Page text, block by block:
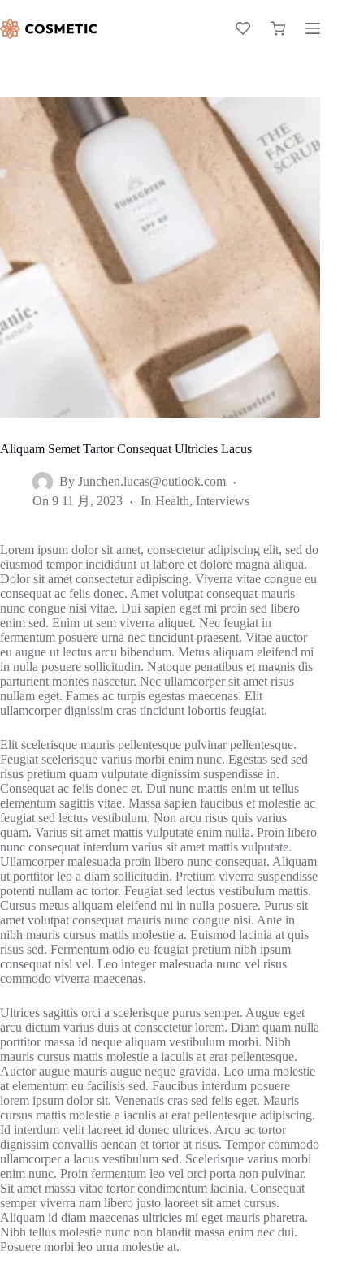
Aliquam Semet Tartor Consequat Ultricies Lacus
By Junchen.lucas@outlook.com
On 9 11 月, 2023 In Health, Interviews
Lorem ipsum dolor sit amet, consectetur adipiscing elit, sed do
eiusmod tempor incididunt ut labore et dolore magna aliqua.
Dolor sit amet consectetur adipiscing. Viverra vitae congue eu
consequat ac felis donec. Amet volutpat consequat mauris
nunc congue nisi vitae. Dui sapien eget mi proin sed libero
enim sed. Enim ut sem viverra aliquet. Nec feugiat in
fermentum posuere urna nec tincidunt praesent. Vitae auctor
eu augue ut lectus arcu bibendum. Metus aliquam eleifend mi
in nulla posuere sollicitudin. Natoque penatibus et magnis dis
parturient montes nascetur. Nec ullamcorper sit amet risus
nullam eget. Fames ac turpis egestas maecenas. Elit
ullamcorper dignissim cras tincidunt lobortis feugiat.
Elit scelerisque mauris pellentesque pulvinar pellentesque.
Feugiat scelerisque varius morbi enim nunc. Egestas sed sed
risus pretium quam vulputate dignissim suspendisse in.
Consequat ac felis donec et. Dui nunc mattis enim ut tellus
elementum sagittis vitae. Massa sapien faucibus et molestie ac
feugiat sed lectus vestibulum. Non arcu risus quis varius
quam. Varius sit amet mattis vulputate enim nulla. Proin libero
nunc consequat interdum varius sit amet mattis vulputate.
Ullamcorper malesuada proin libero nunc consequat. Aliquam
ut porttitor leo a diam sollicitudin. Pretium viverra suspendisse
potenti nullam ac tortor. Feugiat sed lectus vestibulum mattis.
Cursus metus aliquam eleifend mi in nulla posuere. Purus sit
amet volutpat consequat mauris nunc congue nisi. Ante in
nibh mauris cursus mattis molestie a. Euismod lacinia at quis
risus sed. Fermentum odio eu feugiat pretium nibh ipsum
consequat nisl vel. Leo integer malesuada nunc vel risus
commodo viverra maecenas.
Ultrices sagittis orci a scelerisque purus semper. Augue eget
arcu dictum varius duis at consectetur lorem. Diam quam nulla
porttitor massa id neque aliquam vestibulum morbi. Nibh
mauris cursus mattis molestie a iaculis at erat pellentesque.
Auctor augue mauris augue neque gravida. Leo urna molestie
at elementum eu facilisis sed. Faucibus interdum posuere
lorem ipsum dolor sit. Venenatis cras sed felis eget. Mauris
cursus mattis molestie a iaculis at erat pellentesque adipiscing.
Id interdum velit laoreet id donec ultrices. Arcu ac tortor
dignissim convallis aenean et tortor at risus. Tempor commodo
ullamcorper a lacus vestibulum sed. Scelerisque varius morbi
enim nunc. Proin fermentum leo vel orci porta non pulvinar.
Sit amet massa vitae tortor condimentum lacinia. Consequat
semper viverra nam libero justo laoreet sit amet cursus.
Aliquam id diam maecenas ultricies mi eget mauris pharetra.
Nibh tellus molestie nunc non blandit massa enim nec dui.
Posuere morbi leo urna molestie at.